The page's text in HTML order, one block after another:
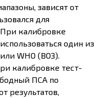
зависят от
для
калибровке
один из
WHO (ВОЗ).
калибровке тест-
ПСА по
результатов,